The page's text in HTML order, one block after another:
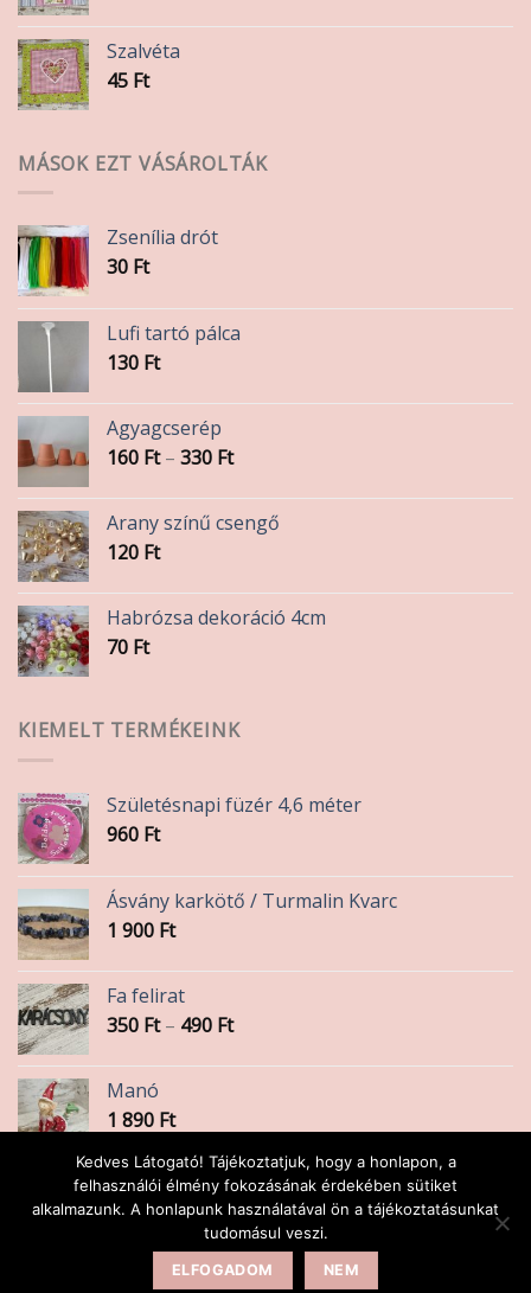
Szalvéta
45 Ft
MÁSOK EZT VÁSÁROLTÁK
Zsenília drót
30 Ft
Lufi tartó pálca
130 Ft
Agyagcserép
160 Ft – 330 FtÁrtartomány:
-
330 Ft
Arany színű csengő
120 Ft
Habrózsa dekoráció 4cm
70 Ft
KIEMELT TERMÉKEINK
Születésnapi füzér 4,6 méter
960 Ft
Ásvány karkötő / Turmalin Kvarc
1 900 Ft
Fa felirat
350 Ft – 490 FtÁrtartomány:
-
Manó
1 890 Ft
Szánkó fehér 10x4,5cm
590 Ft
Kedves Látogató! Tájékoztatjuk, hogy a honlapon, a
felhasználói élmény fokozásának érdekében sütiket
alkalmazunk. A honlapunk használatával ön a tájékoztatásunkat
tudomásul veszi.
ELFOGADOM NEM